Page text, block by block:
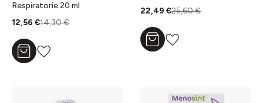
Respiratorie 20 ml
12,56 €14,30 €
Aggiungi al carrello
22,49 €25,60 €
Aggiungi al carrello